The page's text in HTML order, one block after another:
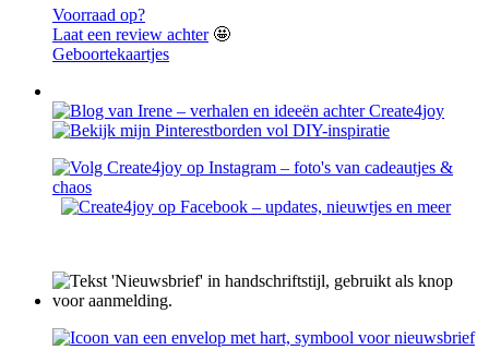
Voorraad op?
Laat een review achter🤩
Geboortekaartjes